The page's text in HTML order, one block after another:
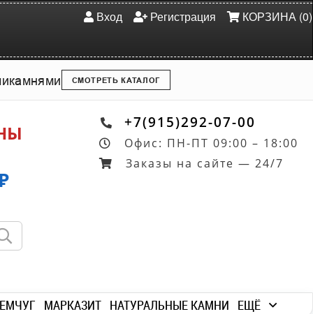
Вход Регистрация КОРЗИНА (0)
камнями СМОТРЕТЬ КАТАЛОГ
+7(915)292-07-00
Офис: ПН-ПТ 09:00 – 18:00
Заказы на сайте — 24/7
МАРКАЗИТ НАТУРАЛЬНЫЕ КАМНИ ЕЩЁ